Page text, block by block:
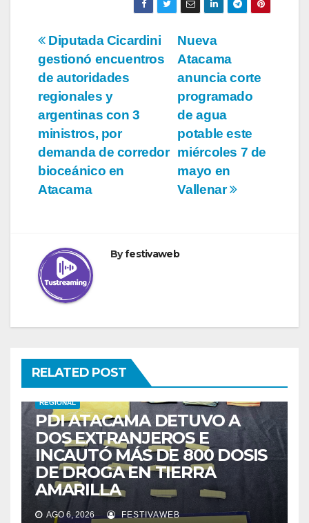
Navegación
de
entradas
Nueva
Atacama
anuncia corte
programado
de agua
potable este
miércoles 7 de
mayo en
Vallenar
Diputada Cicardini
gestionó encuentros
de autoridades
regionales y
argentinas con 3
ministros, por
demanda de corredor
bioceánico en
Atacama
Byfestivaweb
RELATED POST
REGIONAL
PDI ATACAMA DETUVO A
DOS EXTRANJEROS E
INCAUTÓ MÁS DE 800 DOSIS
DE DROGA EN TIERRA
AMARILLA
AGO 6, 2026 FESTIVAWEB